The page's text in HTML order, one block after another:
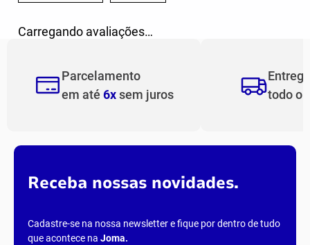
Carregando avaliações…
Parcelamento
em até 6xsem juros
todo o
Receba nossas novidades.
Cadastre-se na nossa newsletter e fique por dentro de tudo
que acontece na Joma.